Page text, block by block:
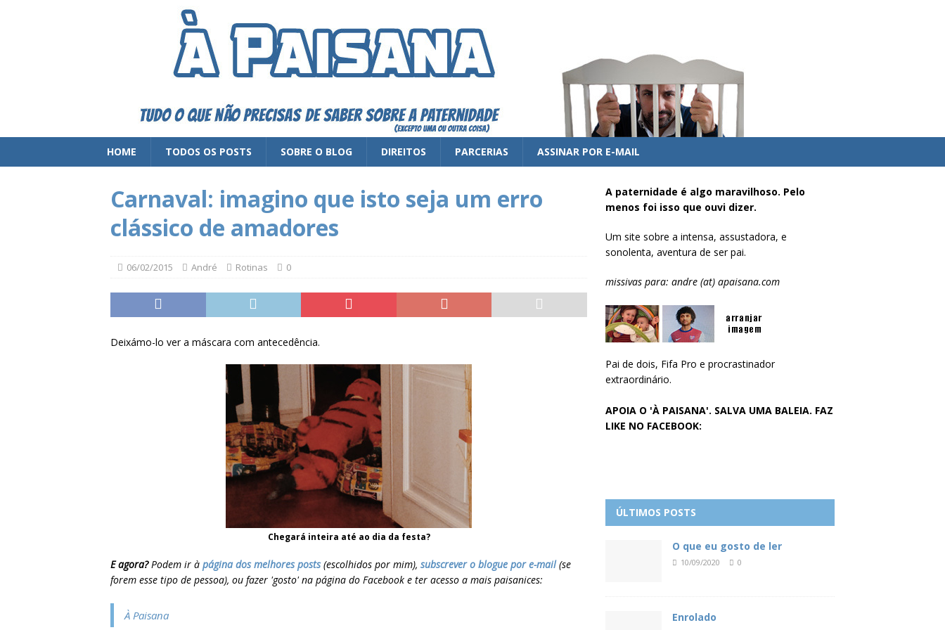
HOME TODOS OS POSTS SOBRE O BLOG DIREITOS PARCERIAS ASSINAR POR E-MAIL
Carnaval: imagino que isto seja um erro
clássico de amadores
06/02/2015 André Rotinas 0
Deixámo-lo ver a máscara com antecedência.
Chegará inteira até ao dia da festa?
E agora?Podem ir à página dos melhores posts(escolhidos por mim), subscrever o blogue por e-mail(se
forem esse tipo de pessoa), ou fazer 'gosto' na página do Facebook e ter acesso a mais paisanices:
À Paisana
A paternidade é algo maravilhoso. Pelo
menos foi isso que ouvi dizer.
Um site sobre a intensa, assustadora, e
sonolenta, aventura de ser pai.
missivas para: andre (at) apaisana.com
Pai de dois, Fifa Pro e procrastinador
extraordinário.
APOIA O 'À PAISANA'. SALVA UMA BALEIA. FAZ
LIKE NO FACEBOOK:
ÚLTIMOS POSTS
O que eu gosto de ler
10/09/2020 0
Enrolado